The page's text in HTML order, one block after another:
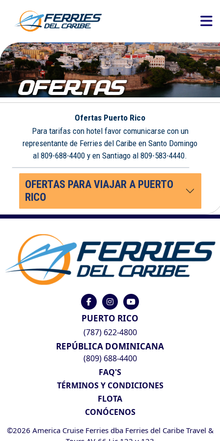
OFERTAS
Ofertas Puerto Rico
Para tarifas con hotel favor comunicarse con un
representante de Ferries del Caribe en Santo Domingo
al 809-688-4400 y en Santiago al 809-583-4440.
OFERTAS PARA VIAJAR A PUERTO
RICO
PUERTO RICO
(787) 622-4800
REPÚBLICA DOMINICANA
(809) 688-4400
FAQ'S
TÉRMINOS Y CONDICIONES
FLOTA
CONÓCENOS
©2026 America Cruise Ferries dba Ferries del Caribe Travel &